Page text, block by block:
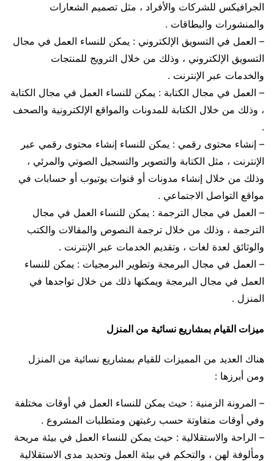
الجرافيكس للشركات والأفراد ، مثل تصميم الشعارات
والمنشورات والبطاقات .
– العمل في التسويق الإلكتروني : يمكن للنساء العمل في مجال
التسويق الإلكتروني ، وذلك من خلال الترويج للمنتجات
والخدمات عبر الإنترنت .
– العمل في مجال الكتابة : يمكن للنساء العمل في مجال الكتابة
، وذلك من خلال الكتابة للمدونات والمواقع الإلكترونية والصحف
.
– إنشاء محتوى رقمي : يمكن للنساء إنشاء محتوى رقمي عبر
الإنترنت ، مثل الكتابة والتصوير والتسجيل الصوتي والمرئي ،
وذلك من خلال إنشاء مدونات أو قنوات يوتيوب أو حسابات في
مواقع التواصل الاجتماعي .
– العمل في مجال الترجمة : يمكن للنساء العمل في مجال
الترجمة ، وذلك من خلال ترجمة النصوص والمقالات والكتب
والوثائق لعدة لغات ، وتقديم الخدمات عبر الإنترنت .
– العمل في مجال البرمجة وتطوير البرمجيات : يمكن للنساء
العمل في مجال البرمجة ويمكنها ذلك من خلال تواجدها في
المنزل .
ميزات القيام بمشاريع نسائية من المنزل
هناك العديد من المميزات للقيام بمشاريع نسائية من المنزل
ومن أبرزها :
– المرونة الزمنية : حيث يمكن للنساء العمل في أوقات مختلفة
وفي أوقات متفاوتة حسب رغبتهن ومتطلبات المشروع .
– الراحة والاستقلالية : حيث يمكن للنساء العمل في بيئة مريحة
ومألوفة لهن ، والتحكم في بيئة العمل وتحديد مدى الاستقلالية